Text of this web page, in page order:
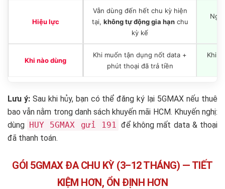
Hiệu lực
Vẫn dùng đến hết chu kỳ hiện
tại, không tự động gia hạnchu
kỳ kế
Khi nào dùng
Khi muốn tận dụng nốt data +
phút thoại đã trả tiền
Khi
Lưu ý:Sau khi hủy, bạn có thể đăng ký lại 5GMAX nếu thuê
bao vẫn nằm trong danh sách khuyến mãi HCM. Khuyến nghị:
dùng HUY 5GMAX gửi 191 để không mất data & thoại
đã thanh toán.
GÓI 5GMAX ĐA CHU KỲ (3–12 THÁNG) — TIẾT
KIỆM HƠN, ỔN ĐỊNH HƠN